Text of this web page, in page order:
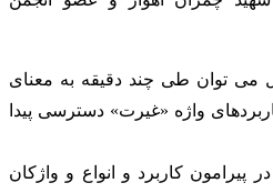
می توان طی چند دقیقه به معنای
واژه «غیرت» دسترسی پیدا
پیرامون کاربرد و انواع و واژکان